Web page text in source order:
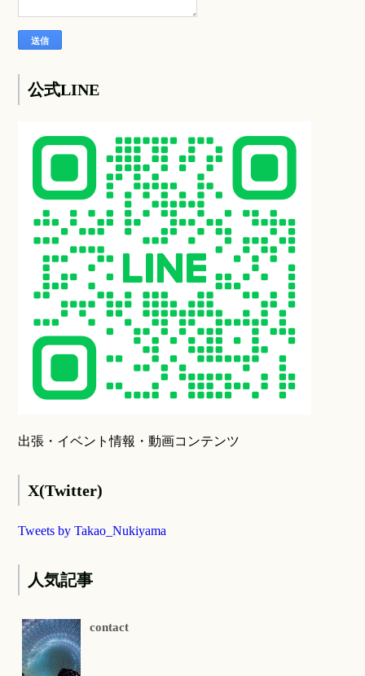
公式LINE
出張・イベント情報・動画コンテンツ
X(Twitter)
Tweets by Takao_Nukiyama
人気記事
contact